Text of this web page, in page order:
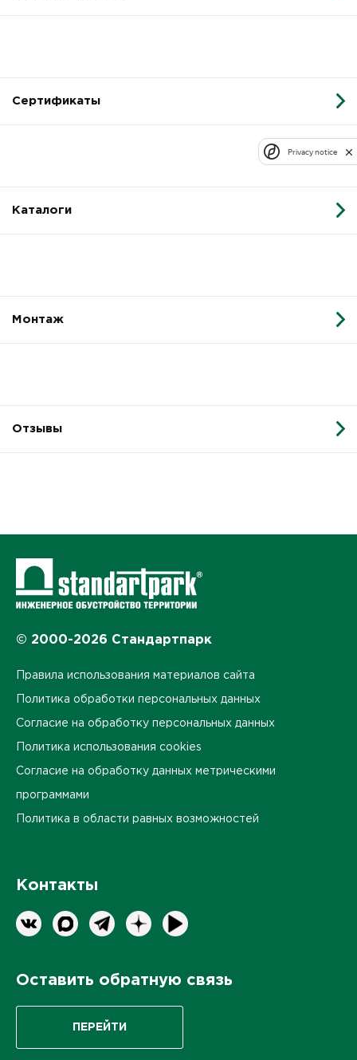
Сертификаты
Каталоги
Монтаж
Отзывы
© 2000-2026 Стандартпарк
Правила использования материалов сайта
Политика обработки персональных данных
Согласие на обработку персональных данных
Политика использования cookies
Согласие на обработку данных метрическими
программами
Политика в области равных возможностей
Контакты
Оставить обратную связь
ПЕРЕЙТИ
Privacy notice